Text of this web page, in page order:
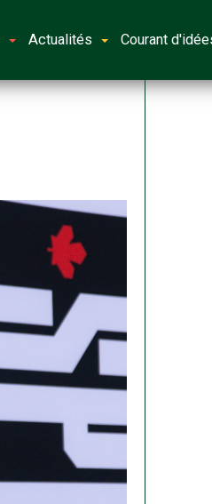
Actualités Courant